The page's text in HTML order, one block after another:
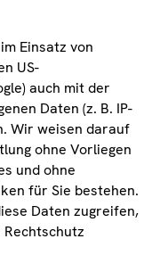
Neues zu
Spaß beim
Einsatz von
US-
auch mit der
Daten (z. B. IP-
Wir weisen darauf
ohne Vorliegen
und ohne
für Sie bestehen.
Daten zugreifen,